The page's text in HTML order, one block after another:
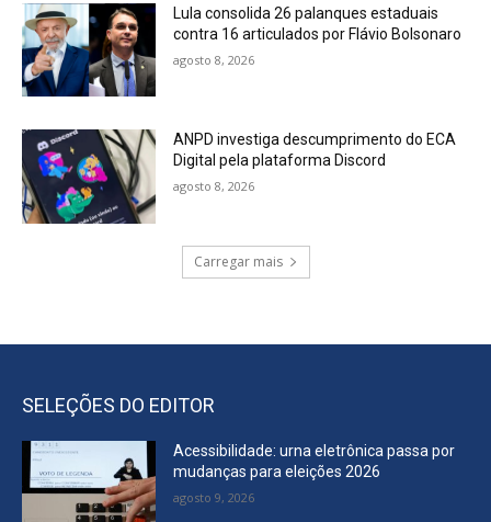
Lula consolida 26 palanques estaduais
contra 16 articulados por Flávio Bolsonaro
agosto 8, 2026
ANPD investiga descumprimento do ECA
Digital pela plataforma Discord
agosto 8, 2026
Carregar mais
SELEÇÕES DO EDITOR
Acessibilidade: urna eletrônica passa por
mudanças para eleições 2026
agosto 9, 2026